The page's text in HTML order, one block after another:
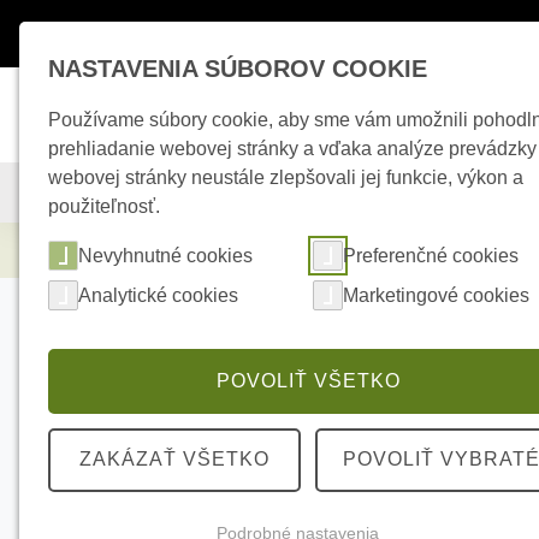
KAMEROVÉ SYSTÉMY ZABEZPEČOVACIE SYSTÉMY
Kamerové systémy HIKVISION DS-
NASTAVENIA SÚBOROV COOKIE
Používame súbory cookie, aby sme vám umožnili
prehliadanie webovej stránky a vďaka analýze prevádzky
webovej stránky neustále zlepšovali jej funkcie, výkon a
použiteľnosť.
Nevyhnutné cookies
Preferenčné cookies
Analytické cookies
Marketingové cookies
POVOLIŤ VŠETKO
ZAKÁZAŤ VŠETKO POVOLIŤ VYBRATÉ
Podrobné nastavenia